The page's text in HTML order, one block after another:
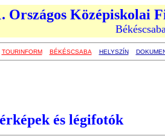
Országos Középiskolai
TOURINFORM BÉKÉSCSABA HELYSZÍN
és légifotók